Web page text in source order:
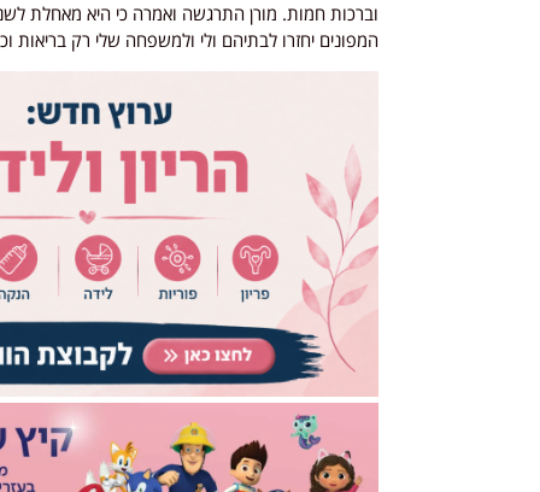
וברכות חמות. מורן התרגשה ואמרה כי היא מאחלת
המפונים יחזרו לבתיהם ולי ולמשפחה שלי רק